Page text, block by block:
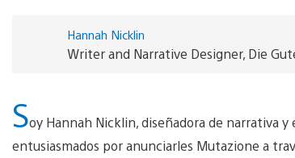
Hannah Nicklin
Writer and Narrative Designer, Die
Soy Hannah Nicklin, diseñadora de narrativa
entusiasmados por anunciarles Mutazione a